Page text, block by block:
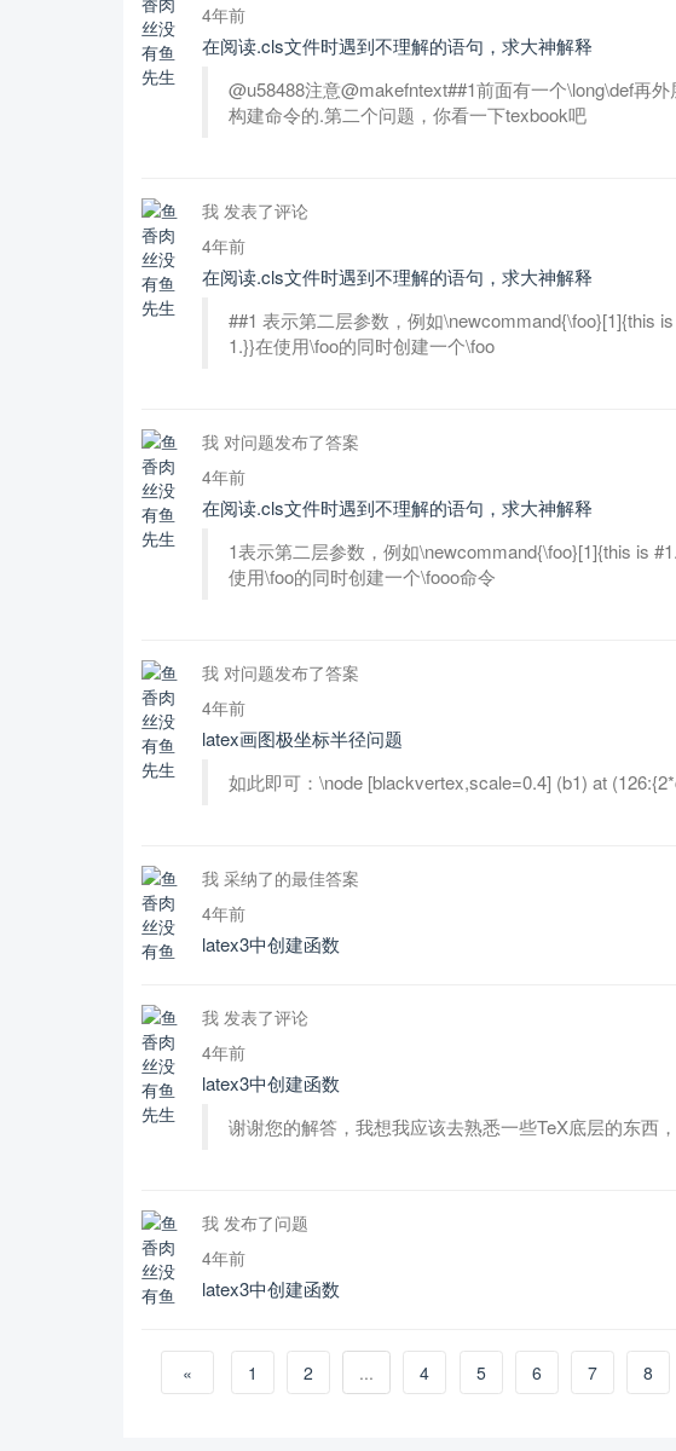
4年前
在阅读.cls文件时遇到不理解的语句，求大神解释
@u58488注意@makefntext##1前面有一个\long\def再
构建命令的.第二个问题，你看一下texbook吧
我 发表了评论
4年前
在阅读.cls文件时遇到不理解的语句，求大神解释
##1 表示第二层参数，例如\newcommand{\foo}[1]{this
1.}}在使用\foo的同时创建一个\foo
我 对问题发布了答案
4年前
在阅读.cls文件时遇到不理解的语句，求大神解释
1表示第二层参数，例如\newcommand{\foo}[1]{this is
使用\foo的同时创建一个\fooo命令
我 对问题发布了答案
4年前
latex画图极坐标半径问题
如此即可：\node [blackvertex,scale=0.4] (b1) at
我 采纳了的最佳答案
4年前
latex3中创建函数
我 发表了评论
4年前
latex3中创建函数
谢谢您的解答，我想我应该去熟悉一些TeX底层的东西
我 发布了问题
4年前
latex3中创建函数
« 1 2 ... 4 5 6 7 8